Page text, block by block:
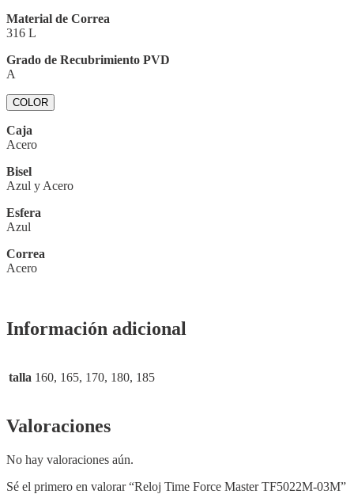
Material de Correa
316 L
Grado de Recubrimiento PVD
A
COLOR
Caja
Acero
Bisel
Azul y Acero
Esfera
Azul
Correa
Acero
Información adicional
talla 160, 165, 170, 180, 185
Valoraciones
No hay valoraciones aún.
Sé el primero en valorar “Reloj Time Force Master TF5022M-03M”